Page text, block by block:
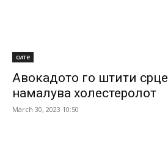
сите
Авокадото го штити
намалува холестеролот
March 30, 2023 10:50